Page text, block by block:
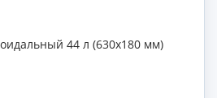
44 л (630х180 мм)